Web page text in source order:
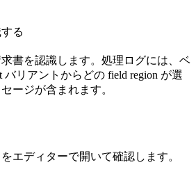
る
書を認識します。処理ログには、ベ
バリアントからどの field region が選
ージが含まれます。
エディターで開いて確認します。